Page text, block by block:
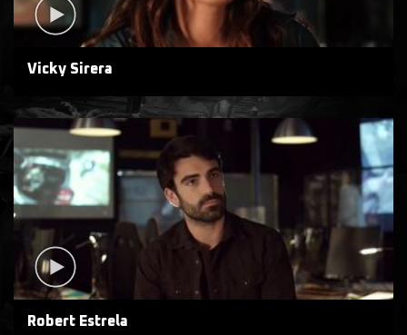
Vicky Sirera
Robert Estrela